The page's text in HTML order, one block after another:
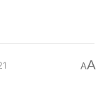
AA